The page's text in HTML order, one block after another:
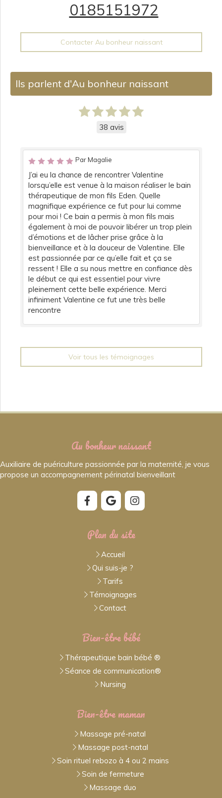
0185151972
Contacter Au bonheur naissant
Ils parlent d'Au bonheur naissant
38 avis
Par Magalie
J’ai eu la chance de rencontrer Valentine
lorsqu’elle est venue à la maison réaliser le bain
thérapeutique de mon fils Eden. Quelle
magnifique expérience ce fut pour lui comme
pour moi ! Ce bain a permis à mon fils mais
également à moi de pouvoir libérer un trop plein
d’émotions et de lâcher prise grâce à la
bienveillance et à la douceur de Valentine. Elle
est passionnée par ce qu’elle fait et ça se
ressent ! Elle a su nous mettre en confiance dès
le début ce qui est essentiel pour vivre
pleinement cette belle expérience. Merci
infiniment Valentine ce fut une très belle
rencontre
Voir tous les témoignages
Au bonheur naissant
Auxiliaire de puériculture passionnée par la maternité, je vous
propose un accompagnement périnatal bienveillant
Plan du site
Accueil
Qui suis-je ?
Tarifs
Témoignages
Contact
Bien-être bébé
Thérapeutique bain bébé ®
Séance de communication®
Nursing
Bien-être maman
Massage pré-natal
Massage post-natal
Soin rituel rebozo à 4 ou 2 mains
Soin de fermeture
Massage duo